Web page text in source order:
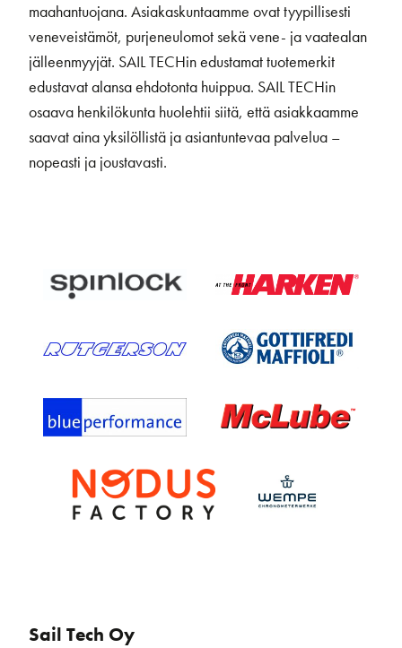
maahantuojana. Asiakaskuntaamme ovat tyypillisesti
veneveistämöt, purjeneulomot sekä vene- ja vaatealan
jälleenmyyjät. SAIL TECHin edustamat tuotemerkit
edustavat alansa ehdotonta huippua. SAIL TECHin
osaava henkilökunta huolehtii siitä, että asiakkaamme
saavat aina yksilöllistä ja asiantuntevaa palvelua –
nopeasti ja joustavasti.
Sail Tech Oy